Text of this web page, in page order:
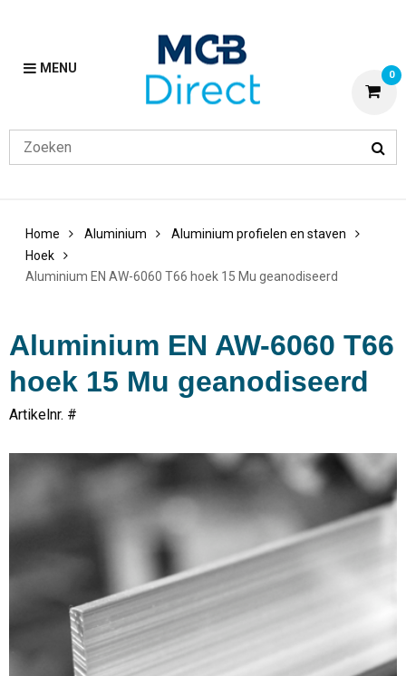
MENU 0
Home Aluminium
Aluminium profielen en staven
Hoek
Aluminium EN AW-6060 T66 hoek 15 Mu geanodiseerd
Aluminium EN AW-6060 T66
hoek 15 Mu geanodiseerd
Artikelnr. #